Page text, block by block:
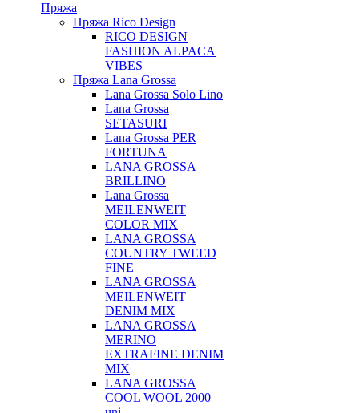
Пряжа
Пряжа Rico Design
RICO DESIGN
FASHION ALPACA
VIBES
Пряжа Lana Grossa
Lana Grossa Solo Lino
Lana Grossa
SETASURI
Lana Grossa PER
FORTUNA
LANA GROSSA
BRILLINO
Lana Grossa
MEILENWEIT
COLOR MIX
LANA GROSSA
COUNTRY TWEED
FINE
LANA GROSSA
MEILENWEIT
DENIM MIX
LANA GROSSA
MERINO
EXTRAFINE DENIM
MIX
LANA GROSSA
COOL WOOL 2000